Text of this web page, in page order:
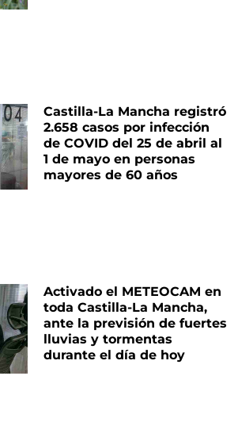
Castilla-La Mancha registró
2.658 casos por infección
de COVID del 25 de abril al
1 de mayo en personas
mayores de 60 años
Activado el METEOCAM en
toda Castilla-La Mancha,
ante la previsión de fuertes
lluvias y tormentas
durante el día de hoy